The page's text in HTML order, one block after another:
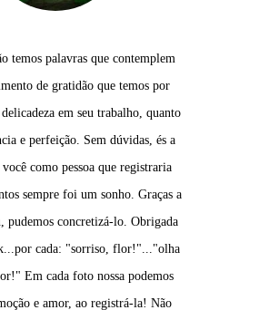
temos palavras que contemplem
de gratidão que temos por
em seu trabalho, quanto
e perfeição. Sem dúvidas, és a
como pessoa que registraria
sempre foi um sonho. Graças a
pudemos concretizá-lo. Obrigada
cada: "sorriso, flor!"..."olha
Em cada foto nossa podemos
e amor, ao registrá-la! Não